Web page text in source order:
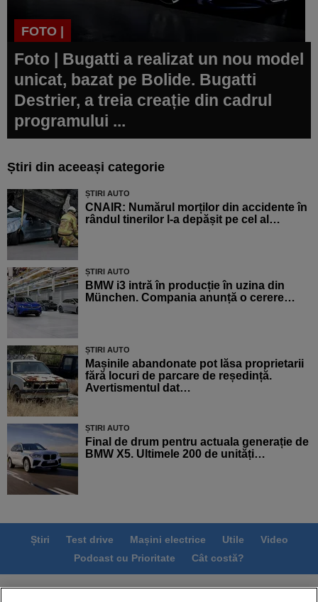
FOTO |
Foto | Bugatti a realizat un nou model
unicat, bazat pe Bolide. Bugatti
Destrier, a treia creație din cadrul
programului ...
Știri din aceeași categorie
ȘTIRI AUTO
CNAIR: Numărul morților din accidente în
rândul tinerilor l-a depășit pe cel al…
ȘTIRI AUTO
BMW i3 intră în producție în uzina din
München. Compania anunță o cerere…
ȘTIRI AUTO
Mașinile abandonate pot lăsa proprietarii
fără locuri de parcare de reședință.
Avertismentul dat…
ȘTIRI AUTO
Final de drum pentru actuala generație de
BMW X5. Ultimele 200 de unități…
Știri Test drive Mașini electrice Utile
Video
Podcast cu Prioritate
Cât costă?
Termeni si conditii Politica de confidentialitate